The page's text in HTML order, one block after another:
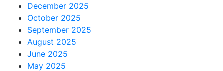
December 2025
October 2025
September 2025
August 2025
June 2025
May 2025